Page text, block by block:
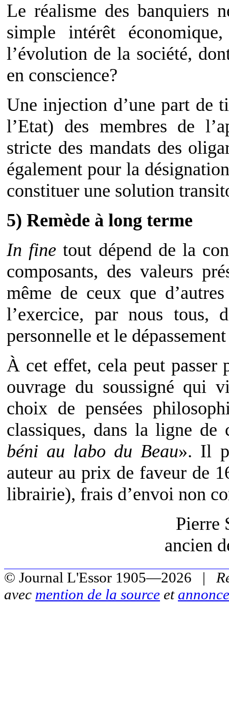
Le réalisme des banquiers
simple intérêt
l’évolution de la société,
en conscience?
Une injection d’une part de
l’Etat) des membres de
stricte des mandats des
également pour la
constituer une solution
5) Remède à long terme
In fine tout dépend de la
composants, des valeurs
même de ceux que
l’exercice, par nous tous,
personnelle et le
À cet effet, cela peut passer
ouvrage du soussigné qui
choix de pensées
classiques, dans la ligne
béni au labo du Beau». Il
auteur au prix de faveur de
librairie), frais d’envoi non
Pierre
ancien
© Journal L'Essor 1905—2026 |
avec mention de la source et